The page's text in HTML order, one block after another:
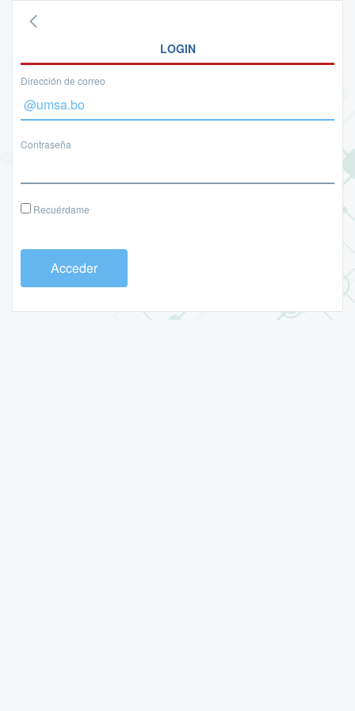
LOGIN
Dirección de correo
Contraseña
Recuérdame
Acceder